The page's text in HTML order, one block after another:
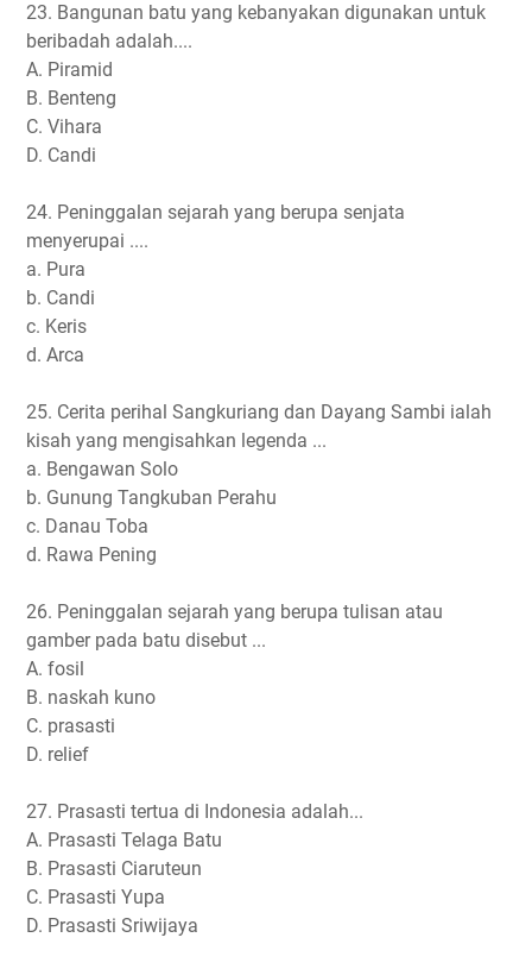
23. Bangunan batu yang kebanyakan digunakan untuk
beribadah adalah....
A. Piramid
B. Benteng
C. Vihara
D. Candi
24. Peninggalan sejarah yang berupa senjata
menyerupai ....
a. Pura
b. Candi
c. Keris
d. Arca
25. Cerita perihal Sangkuriang dan Dayang Sambi ialah
kisah yang mengisahkan legenda ...
a. Bengawan Solo
b. Gunung Tangkuban Perahu
c. Danau Toba
d. Rawa Pening
26. Peninggalan sejarah yang berupa tulisan atau
gamber pada batu disebut ...
A. fosil
B. naskah kuno
C. prasasti
D. relief
27. Prasasti tertua di Indonesia adalah...
A. Prasasti Telaga Batu
B. Prasasti Ciaruteun
C. Prasasti Yupa
D. Prasasti Sriwijaya